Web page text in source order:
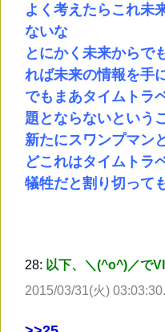
よく考えたらこれ未
ないな
とにかく未来からで
れば未来の情報を手
でもまあタイムトラ
題とならないという
新たにスワンプマン
どこれはタイムトラ
犠牲だと割り切って
28: 以下、＼(^o^)／で
2015/03/31(火)